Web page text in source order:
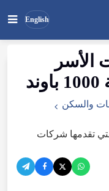
English
بحثالأسر
باوند
والسكن